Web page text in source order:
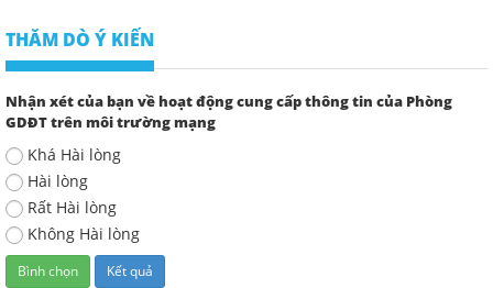
THĂM DÒ Ý KIẾN
Nhận xét của bạn về hoạt động cung cấp thông tin của Phòng
GDĐT trên môi trường mạng
Khá Hài lòng
Hài lòng
Rất Hài lòng
Không Hài lòng